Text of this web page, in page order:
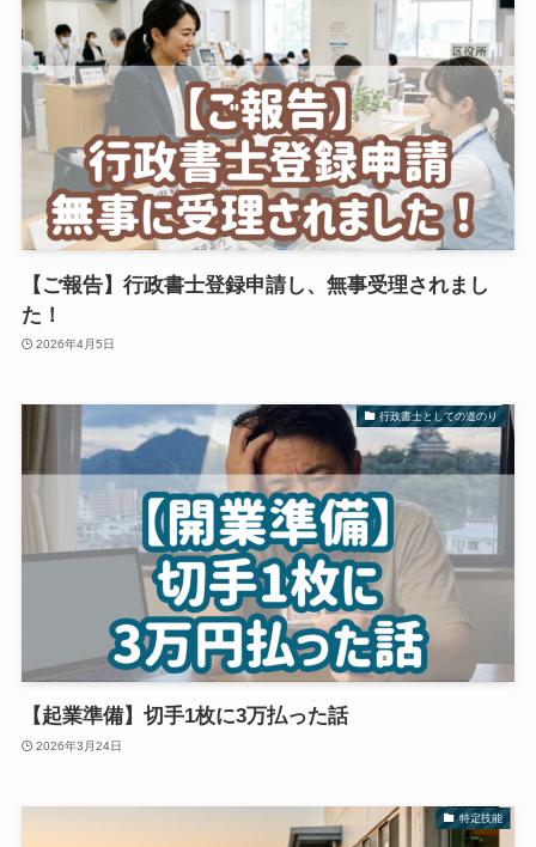
【ご報告】行政書士登録申請し、無事受理されまし
た！
2026年4月5日
行政書士としての道のり
【起業準備】切手1枚に3万払った話
2026年3月24日
特定技能